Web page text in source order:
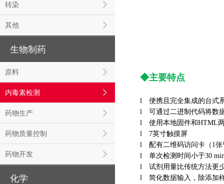
转染
其他
生物制药
原料
内毒素检测
药物生产
药物质量控制
药物开发
化学
◆主要特点
l 便携且完全集成的台式
l 可通过二进制代码将数
l 使用本地固件和HTML
l 7英寸触摸屏
l 配有二维码访问卡（ 1
l 单次检测时间小于30
l 试剂用量比传统方法更
l 简化数据输入，除添加